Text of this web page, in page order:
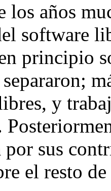
los años
software
principio
y
por sus
el resto